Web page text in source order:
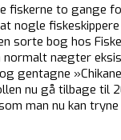
fiskerne to gange
nogle
sorte bog hos
nægter
gentagne
nu gå tilbage til
man nu kan